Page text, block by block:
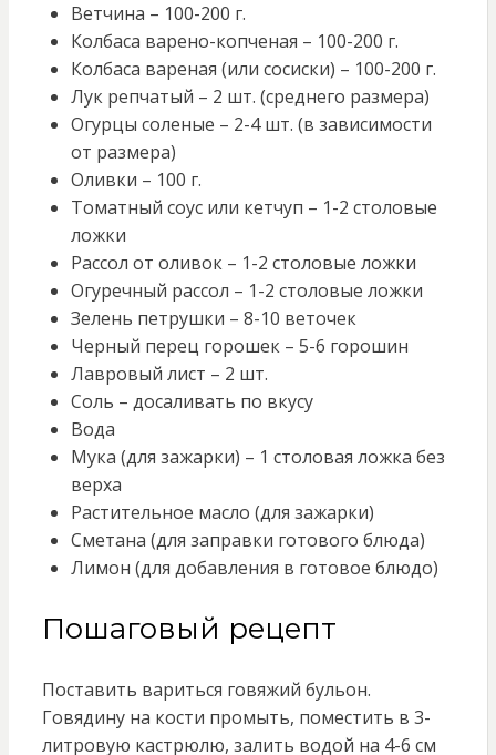
Ветчина – 100-200 г.
Колбаса варено-копченая – 100-200 г.
Колбаса вареная (или сосиски) – 100-200 г.
Лук репчатый – 2 шт. (среднего размера)
Огурцы соленые – 2-4 шт. (в зависимости
от размера)
Оливки – 100 г.
Томатный соус или кетчуп – 1-2 столовые
ложки
Рассол от оливок – 1-2 столовые ложки
Огуречный рассол – 1-2 столовые ложки
Зелень петрушки – 8-10 веточек
Черный перец горошек – 5-6 горошин
Лавровый лист – 2 шт.
Соль – досаливать по вкусу
Вода
Мука (для зажарки) – 1 столовая ложка без
верха
Растительное масло (для зажарки)
Сметана (для заправки готового блюда)
Лимон (для добавления в готовое блюдо)
Пошаговый рецепт
Поставить вариться говяжий бульон.
Говядину на кости промыть, поместить в 3-
литровую кастрюлю, залить водой на 4-6 см